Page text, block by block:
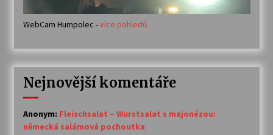
WebCam Humpolec -více pohledů
Nejnovější komentáře
Anonym: Fleischsalat – Wurstsalat s majonézou:
německá salámová pochoutka